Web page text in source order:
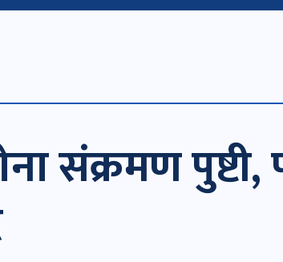
संक्रमण पुष्टी,